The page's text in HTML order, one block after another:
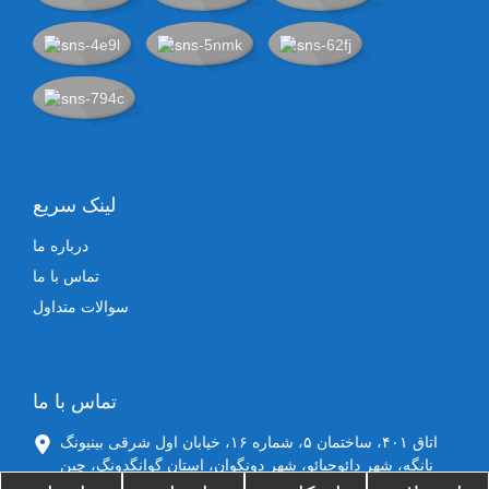
لینک سریع
درباره ما
تماس با ما
سوالات متداول
تماس با ما
اتاق ۴۰۱، ساختمان ۵، شماره ۱۶، خیابان اول شرقی بینیونگ
نانگه، شهر دائوجیائو، شهر دونگوان، استان گوانگدونگ، چین